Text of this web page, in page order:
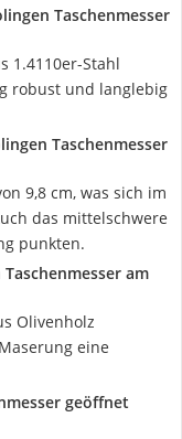
Taschenmesser
1.4110er-Stahl
robust und langlebig
Taschenmesser
9,8 cm, was sich im
das mittelschwere
punkten.
am
Olivenholz
eine
geöffnet